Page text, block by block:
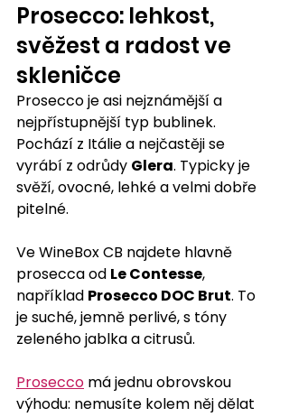
Prosecco: lehkost,
svěžest a radost ve
skleničce
Prosecco je asi nejznámější a
nejpřístupnější typ bublinek.
Pochází z Itálie a nejčastěji se
vyrábí z odrůdy Glera. Typicky je
svěží, ovocné, lehké a velmi dobře
pitelné.
Ve WineBox CB najdete hlavně
prosecca od Le Contesse,
například Prosecco DOC Brut. To
je suché, jemně perlivé, s tóny
zeleného jablka a citrusů.
Prosecco má jednu obrovskou
výhodu: nemusíte kolem něj dělat